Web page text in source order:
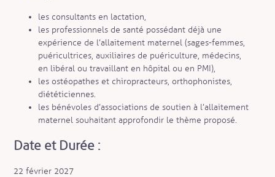
les consultants en lactation,
les professionnels de santé possédant déjà une
expérience de l’allaitement maternel (sages-femmes,
puéricultrices, auxiliaires de puériculture, médecins,
en libéral ou travaillant en hôpital ou en PMI),
les ostéopathes et chiropracteurs, orthophonistes,
diététiciennes.
les bénévoles d’associations de soutien à l’allaitement
maternel souhaitant approfondir le thème proposé.
Date et Durée :
22 février 2027